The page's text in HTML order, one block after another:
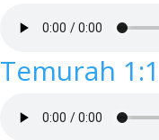
Temurah 1:1